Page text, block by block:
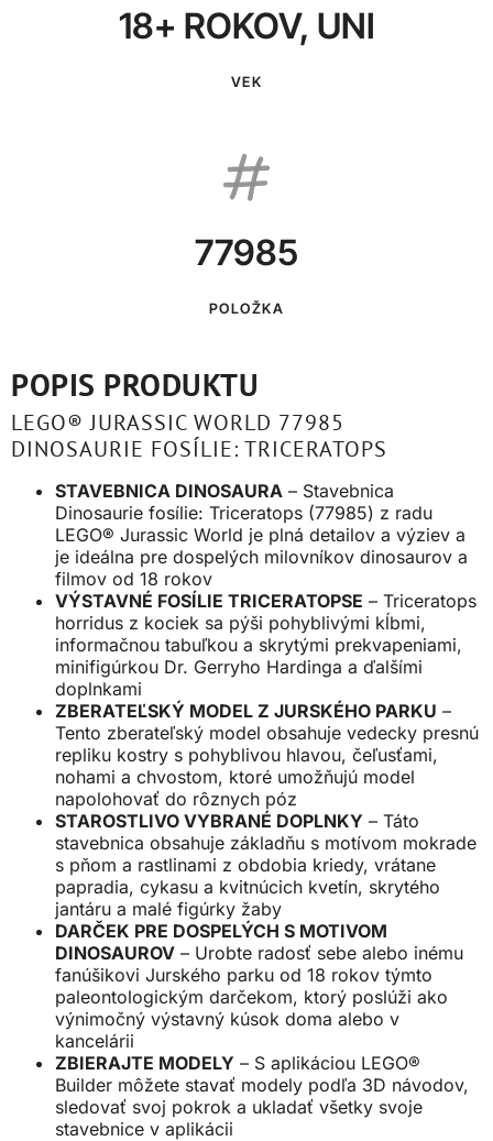
18+ ROKOV, UNI
VEK
77985
POLOŽKA
POPIS PRODUKTU
LEGO® JURASSIC WORLD 77985
DINOSAURIE FOSÍLIE: TRICERATOPS
STAVEBNICA DINOSAURA – Stavebnica
Dinosaurie fosílie: Triceratops (77985) z radu
LEGO® Jurassic World je plná detailov a výziev a
je ideálna pre dospelých milovníkov dinosaurov a
filmov od 18 rokov
VÝSTAVNÉ FOSÍLIE TRICERATOPSE – Triceratops
horridus z kociek sa pýši pohyblivými kĺbmi,
informačnou tabuľkou a skrytými prekvapeniami,
minifigúrkou Dr. Gerryho Hardinga a ďalšími
doplnkami
ZBERATEĽSKÝ MODEL Z JURSKÉHO PARKU –
Tento zberateľský model obsahuje vedecky presnú
repliku kostry s pohyblivou hlavou, čeľusťami,
nohami a chvostom, ktoré umožňujú model
napolohovať do rôznych póz
STAROSTLIVO VYBRANÉ DOPLNKY – Táto
stavebnica obsahuje základňu s motívom mokrade
s pňom a rastlinami z obdobia kriedy, vrátane
papradia, cykasu a kvitnúcich kvetín, skrytého
jantáru a malé figúrky žaby
DARČEK PRE DOSPELÝCH S MOTIVOM
DINOSAUROV – Urobte radosť sebe alebo inému
fanúšikovi Jurského parku od 18 rokov týmto
paleontologickým darčekom, ktorý poslúži ako
výnimočný výstavný kúsok doma alebo v
kancelárii
ZBIERAJTE MODELY – S aplikáciou LEGO®
Builder môžete stavať modely podľa 3D návodov,
sledovať svoj pokrok a ukladať všetky svoje
stavebnice v aplikácii